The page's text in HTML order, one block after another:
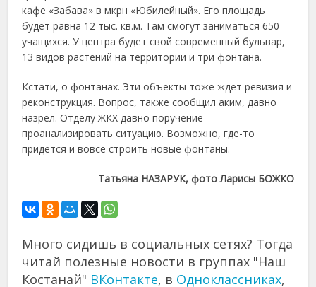
кафе «Забава» в мкрн «Юбилейный». Его площадь
будет равна 12 тыс. кв.м. Там смогут заниматься 650
учащихся. У центра будет свой современный бульвар,
13 видов растений на территории и три фонтана.
Кстати, о фонтанах. Эти объекты тоже ждет ревизия и
реконструкция. Вопрос, также сообщил аким, давно
назрел. Отделу ЖКХ давно поручение
проанализировать ситуацию. Возможно, где-то
придется и вовсе строить новые фонтаны.
Татьяна НАЗАРУК, фото Ларисы БОЖКО
Много сидишь в социальных сетях? Тогда
читай полезные новости в группах "Наш
Костанай" ВКонтакте, в Одноклассниках,